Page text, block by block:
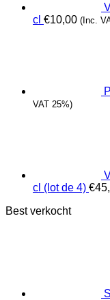
cl €10,00 (Inc.
VAT 25%)
cl (lot de 4) €
Best verkocht